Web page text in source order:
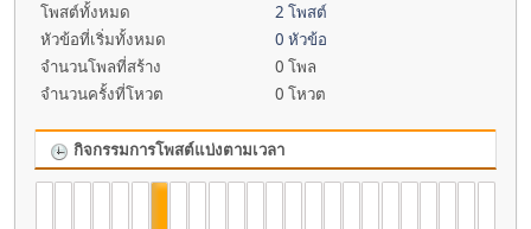
โพสต์ทั้งหมด
2 โพสต์
หัวข้อที่เริ่มทั้งหมด
0 หัวข้อ
จำนวนโพลที่สร้าง
0 โพล
จำนวนครั้งที่โหวต
0 โหวต
กิจกรรมการโพสต์แบ่งตามเวลา